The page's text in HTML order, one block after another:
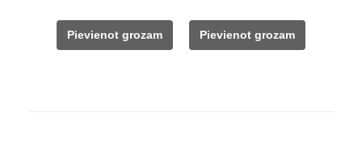
was:
542,00 €.
377,00 €.
Pievienot grozam
was:
549,00 €.
323,00 €.
Pievienot grozam